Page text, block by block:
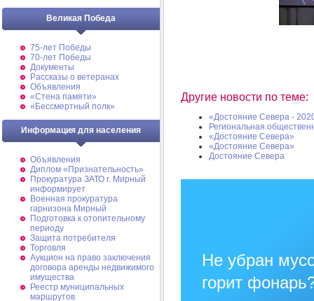
Великая Победа
75-лет Победы
70-лет Победы
Документы
Рассказы о ветеранах
Объявления
«Стена памяти»
«Бессмертный полк»
Информация для населения
Объявления
Диплом «Признательность»
Прокуратура ЗАТО г. Мирный
информирует
Военная прокуратура
гарнизона Мирный
Подготовка к отопительному
периоду
Защита потребителя
Торговля
Аукцион на право заключения
договора аренды недвижимого
имущества
Реестр муниципальных
маршрутов
Другие новости по теме:
«Достояние Севера -
Региональная
«Достояние Севера»
«Достояние Севера»
Достояние Севера
Не убран
горит